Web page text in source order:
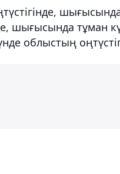
шығысында тұман
облыстың